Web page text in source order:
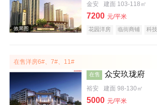
效果图
金安 建面 103-118㎡
7200 元/平米
花园洋房 临街商铺 科
在售洋房6#、7#、11#
在售 众安玖珑府
裕安 建面 98-130㎡
5000 元/平米